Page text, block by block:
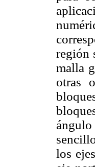
región
malla
otras
ángulo
los